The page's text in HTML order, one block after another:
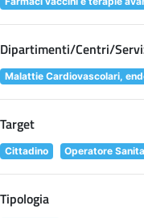
Dipartimenti/Centri/
Malattie Cardiovascolari,
Target
Cittadino Operatore
Tipologia